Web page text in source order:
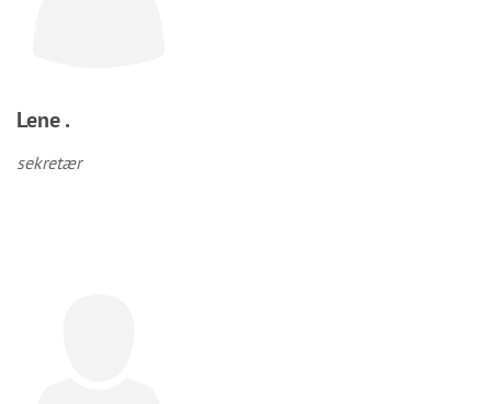
Lene .
sekretær